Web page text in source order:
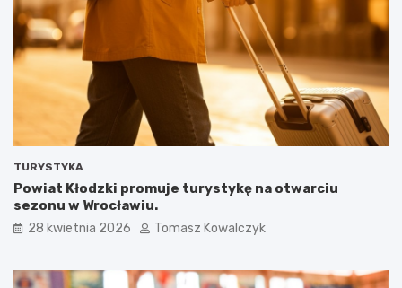
TURYSTYKA
Powiat Kłodzki promuje turystykę na otwarciu
sezonu w Wrocławiu.
28 kwietnia 2026 Tomasz Kowalczyk